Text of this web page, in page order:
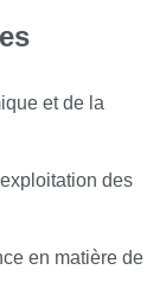
et de la
des
en matière de